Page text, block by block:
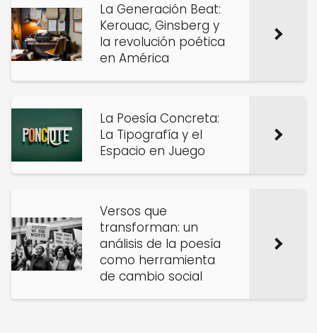
La Generación Beat:
Kerouac, Ginsberg y
la revolución poética
en América
La Poesía Concreta:
La Tipografía y el
Espacio en Juego
Versos que
transforman: un
análisis de la poesía
como herramienta
de cambio social